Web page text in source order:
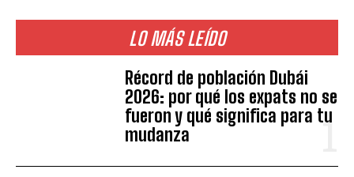
LO MÁS LEÍDO
Récord de población Dubái
2026: por qué los expats no se
fueron y qué significa para tu
mudanza